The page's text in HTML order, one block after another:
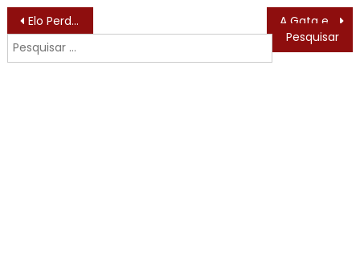
Elo Perdido (Land of the Lost – 1974) – Lista de Episódios